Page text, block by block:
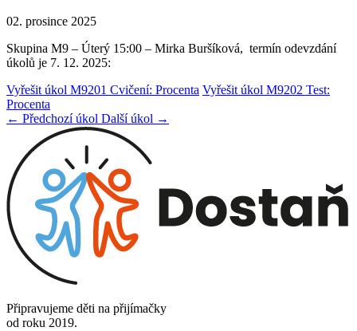
02. prosince 2025
Skupina M9 – Úterý 15:00 – Mirka Buršíková, termín odevzdání
úkolů je 7. 12. 2025:
Vyřešit úkol M9201 Cvičení: Procenta Vyřešit úkol M9202 Test:
Procenta
← Předchozí úkol Další úkol →
Připravujeme děti na přijímačky
od roku 2019.